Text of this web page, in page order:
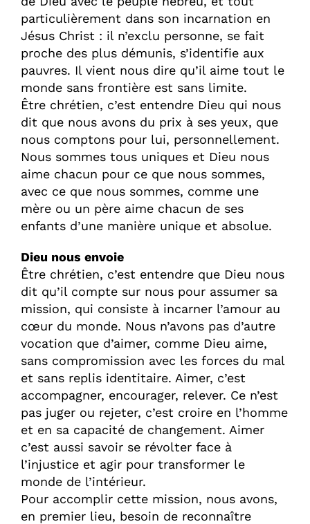
particulièrement dans son incarnation en
Jésus Christ : il n’exclu personne, se fait
proche des plus démunis, s’identifie aux
pauvres. Il vient nous dire qu’il aime tout le
monde sans frontière est sans limite.
Être chrétien, c’est entendre Dieu qui nous
dit que nous avons du prix à ses yeux, que
nous comptons pour lui, personnellement.
Nous sommes tous uniques et Dieu nous
aime chacun pour ce que nous sommes,
avec ce que nous sommes, comme une
mère ou un père aime chacun de ses
enfants d’une manière unique et absolue.
Dieu nous envoie
Être chrétien, c’est entendre que Dieu nous
dit qu’il compte sur nous pour assumer sa
mission, qui consiste à incarner l’amour au
cœur du monde. Nous n’avons pas d’autre
vocation que d’aimer, comme Dieu aime,
sans compromission avec les forces du mal
et sans replis identitaire. Aimer, c’est
accompagner, encourager, relever. Ce n’est
pas juger ou rejeter, c’est croire en l’homme
et en sa capacité de changement. Aimer
c’est aussi savoir se révolter face à
l’injustice et agir pour transformer le
monde de l’intérieur.
Pour accomplir cette mission, nous avons,
en premier lieu, besoin de reconnaître